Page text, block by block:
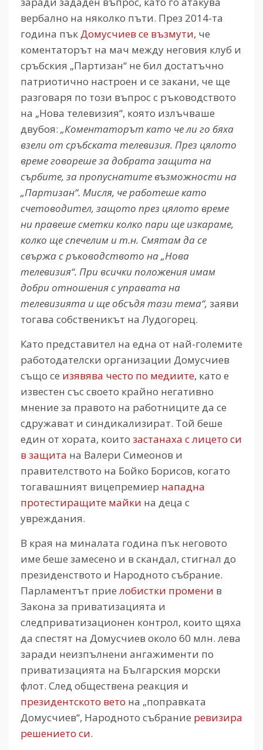
вербално на няколко пъти. През 2014-та
година пъкДомусчиев се възмути, че
коментаторът на мач между неговия клуб и
сръбския „Партизан“ не бил достатъчно
патриотично настроен и се закани, че ще
разговаря по този въпрос с ръководството
на „Нова телевизия“, която излъчваше
двубоя: „Коментаторът като че ли го бяха
взели от сръбската телевизия. През цялото
време говореше за добрата защита на
сърбите, за пропуснатите възможности на
„Партизан“. Мисля, че работеше като
счетоводител, защото през цялото време
ни правеше сметки колко пари ще изкараме,
колко ще спечелим и т.н. Смятам да се
свържа с ръководството на „Нова
телевизия“. При всички положения имам
добри отношения с управата на
телевизията и ще обсъдя тази тема“, заяви
тогава собственикът на Лудогорец.
Като представител на една от най-големите
работодателски организации Домусчиев
също се изявява често по медиите, като е
известен със своето крайно негативно
мнение за правото на работниците да се
сдружават и синдикализират. Той беше
един от хората, които застанаха с лицето си
в защита на Валери Симеонов и
правителството на Бойко Борисов, когато
тогавашният вицепремиер нападна
протестиращите майки на деца с
увреждания.
В края на миналата година пък неговото
име беше замесено и в скандал, стигнал до
президенството и Народното събрание.
Парламентът прие лобистки промени в
Закона за приватизацията и
следприватизационен контрол, които щяха
да спестят на Домусчиев около 60 млн. лева
заради неизпълнени ангажименти по
приватизацията на Българския морски
флот. След обществена реакция и
президентското вето на „поправката
Домусчиев“, Народното събрание ревизира
решението си.